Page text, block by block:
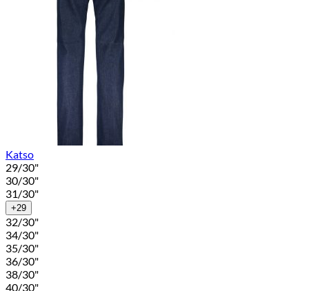
Katso
29/30"
30/30"
31/30"
+29
32/30"
34/30"
35/30"
36/30"
38/30"
40/30"